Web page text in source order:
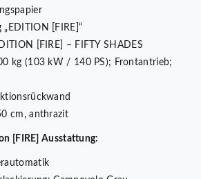
[FIRE]“
[FIRE] – FIFTY SHADES
kg (103 kW / 140 PS); Frontantrieb;
cm, anthrazit
[FIRE] Ausstattung: